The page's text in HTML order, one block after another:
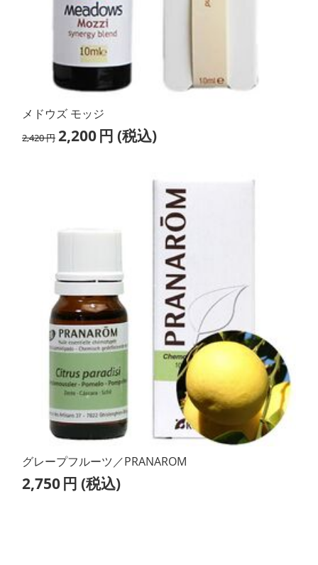
メドウズ モッジ
2,420円 2,200円 (税込)
グレープフルーツ／PRANAROM
2,750円 (税込)